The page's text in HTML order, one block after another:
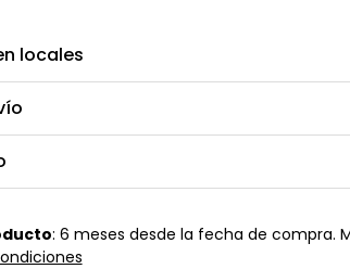
locales
: 6 meses desde la fecha de compra.